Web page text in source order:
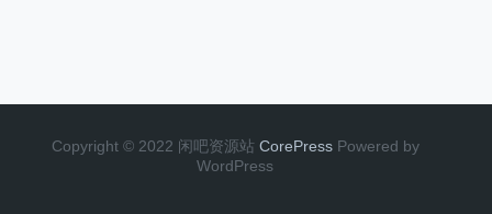
Copyright © 2022 闲吧资源站 CorePress Powered by
WordPress